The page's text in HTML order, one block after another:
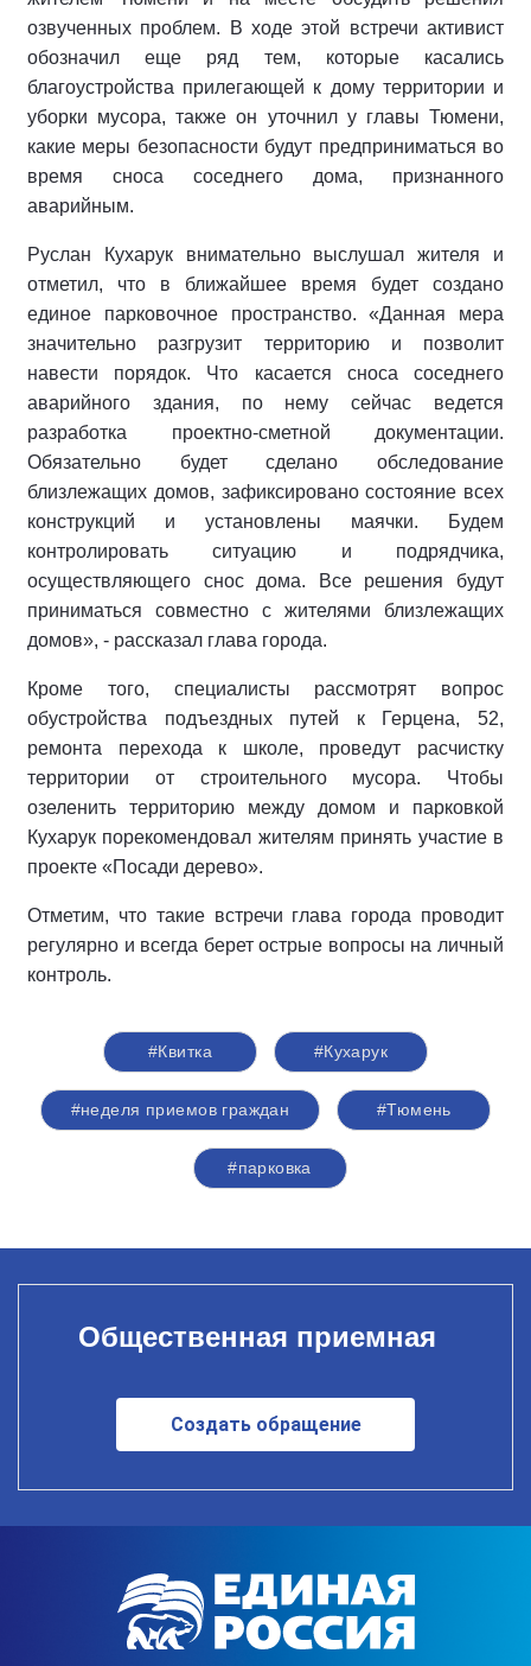
озвученных проблем. В ходе этой встречи активист
обозначил еще ряд тем, которые касались
благоустройства прилегающей к дому территории и
уборки мусора, также он уточнил у главы Тюмени,
какие меры безопасности будут предприниматься во
время сноса соседнего дома, признанного
аварийным.
Руслан Кухарук внимательно выслушал жителя и
отметил, что в ближайшее время будет создано
единое парковочное пространство. «Данная мера
значительно разгрузит территорию и позволит
навести порядок. Что касается сноса соседнего
аварийного здания, по нему сейчас ведется
разработка проектно-сметной документации.
Обязательно будет сделано обследование
близлежащих домов, зафиксировано состояние всех
конструкций и установлены маячки. Будем
контролировать ситуацию и подрядчика,
осуществляющего снос дома. Все решения будут
приниматься совместно с жителями близлежащих
домов», - рассказал глава города.
Кроме того, специалисты рассмотрят вопрос
обустройства подъездных путей к Герцена, 52,
ремонта перехода к школе, проведут расчистку
территории от строительного мусора. Чтобы
озеленить территорию между домом и парковкой
Кухарук порекомендовал жителям принять участие в
проекте «Посади дерево».
Отметим, что такие встречи глава города проводит
регулярно и всегда берет острые вопросы на личный
контроль.
#Квитка #Кухарук
#неделя приемов граждан #Тюмень
#парковка
Общественная приемная
Создать обращение